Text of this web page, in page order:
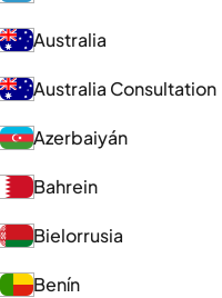
Australia
Australia Consultation
Azerbaiyán
Bahrein
Bielorrusia
Benín